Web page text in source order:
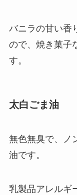
バニラの甘い香
ので、焼き菓子
す。
太白ごま油
無色無臭で、ノ
油です。
乳製品アレルギ